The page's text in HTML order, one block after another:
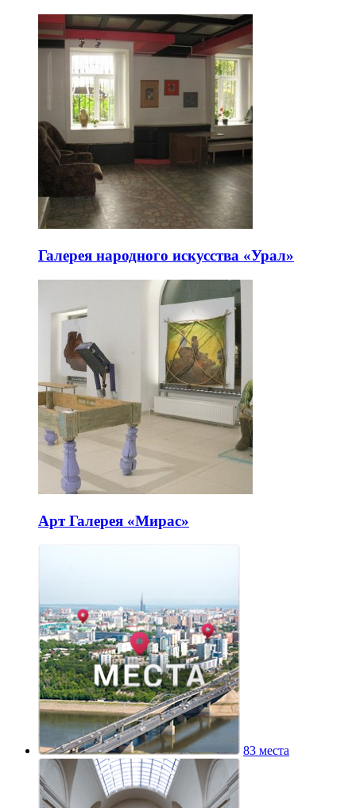
Галерея народного искусства «Урал»
Арт Галерея «Мирас»
83 места